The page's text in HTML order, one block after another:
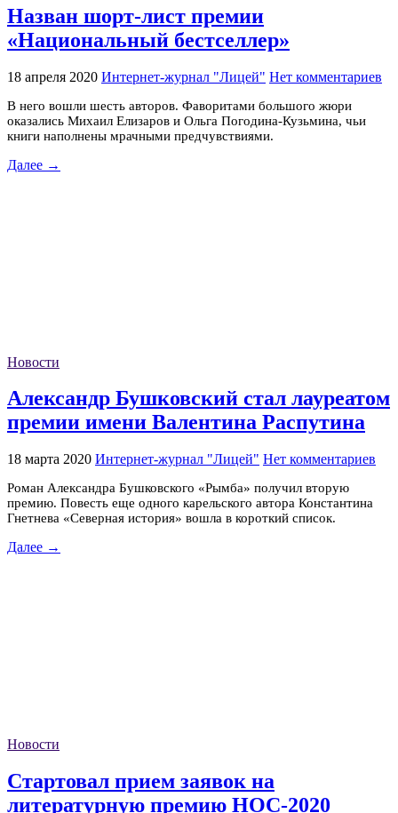
Назван шорт-лист премии
«Национальный бестселлер»
18 апреля 2020 Интернет-журнал "Лицей" Нет комментариев
В него вошли шесть авторов. Фаворитами большого жюри
оказались Михаил Елизаров и Ольга Погодина-Кузьмина, чьи
книги наполнены мрачными предчувствиями.
Далее →
Новости
Александр Бушковский стал лауреатом
премии имени Валентина Распутина
18 марта 2020 Интернет-журнал "Лицей" Нет комментариев
Роман Александра Бушковского «Рымба» получил вторую
премию. Повесть еще одного карельского автора Константина
Гнетнева «Северная история» вошла в короткий список.
Далее →
Новости
Стартовал прием заявок на
литературную премию НОС-2020